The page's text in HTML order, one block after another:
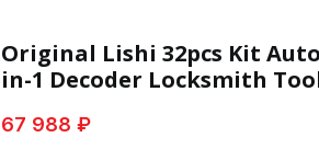
Original Lishi 32pcs Kit
in-1 Decoder Locksmith
67 988 ₽